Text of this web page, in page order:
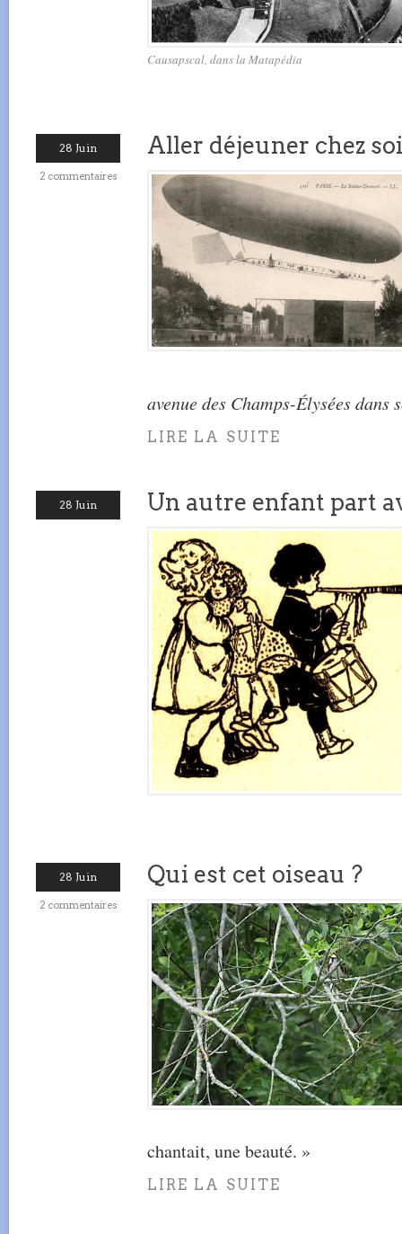
Causapscal, dans la Matapédia
28 Juin
2 commentaires
Aller déjeuner chez
avenue des Champs-Élysées
LIRE LA SUITE
28 Juin Un autre enfant part
28 Juin
2 commentaires
Qui est cet oiseau ?
chantait, une beauté. »
LIRE LA SUITE